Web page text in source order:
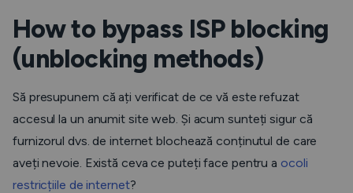
How to bypass ISP blocking
(unblocking methods)
Să presupunem că ați verificat de ce vă este refuzat
accesul la un anumit site web. Și acum sunteți sigur că
furnizorul dvs. de internet blochează conținutul de care
aveți nevoie. Există ceva ce puteți face pentru a ocoli
restricțiile de internet?